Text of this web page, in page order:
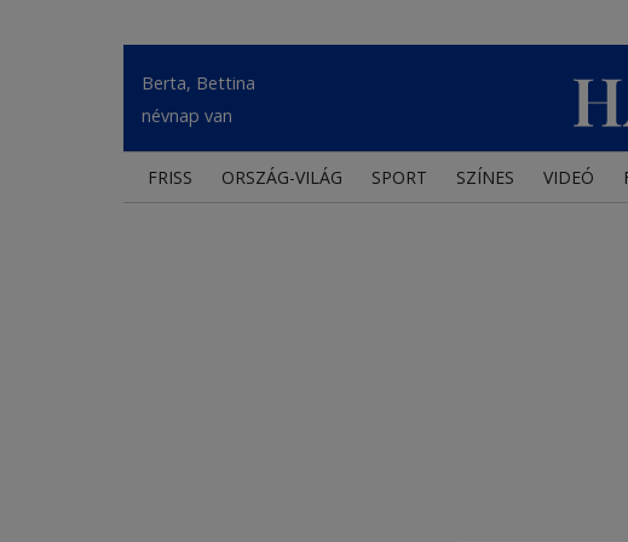
Berta, Bettina
névnap van
FRISS ORSZÁG-VILÁG SPORT SZÍNES VIDEÓ